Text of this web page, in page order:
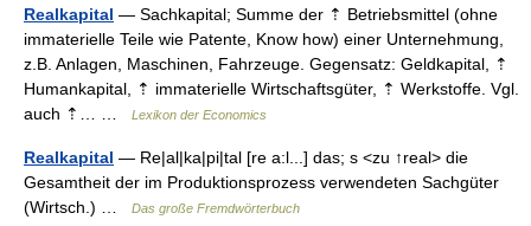
Realkapital — Sachkapital; Summe der ⇡ Betriebsmittel (ohne
immaterielle Teile wie Patente, Know how) einer Unternehmung,
z.B. Anlagen, Maschinen, Fahrzeuge. Gegensatz: Geldkapital, ⇡
Humankapital, ⇡ immaterielle Wirtschaftsgüter, ⇡ Werkstoffe. Vgl.
auch ⇡… …
Lexikon der Economics
Realkapital — Re|al|ka|pi|tal [re a:l...] das; s <zu ↑real> die
Gesamtheit der im Produktionsprozess verwendeten Sachgüter
(Wirtsch.) …
Das große Fremdwörterbuch